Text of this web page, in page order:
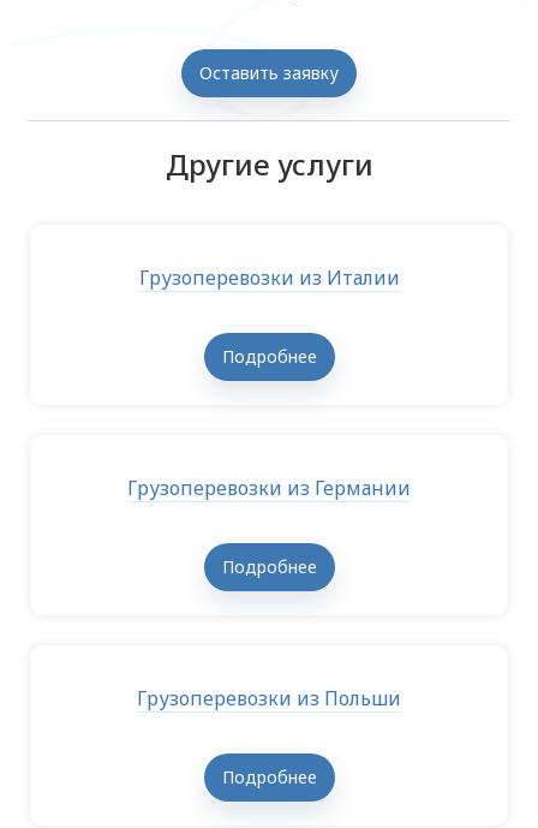
Оставить заявку
Другие услуги
Грузоперевозки из Италии
Подробнее
Грузоперевозки из Германии
Подробнее
Грузоперевозки из Польши
Подробнее